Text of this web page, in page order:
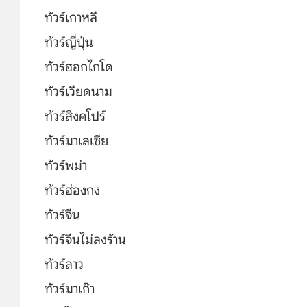
ทัวร์เกาหลี
ทัวร์ญี่ปุ่น
ทัวร์ฮอกไกโด
ทัวร์เวียดนาม
ทัวร์สิงคโปร์
ทัวร์มาเลเซีย
ทัวร์พม่า
ทัวร์ฮ่องกง
ทัวร์จีน
ทัวร์จีนไม่ลงร้าน
ทัวร์ลาว
ทัวร์มาเก๊า